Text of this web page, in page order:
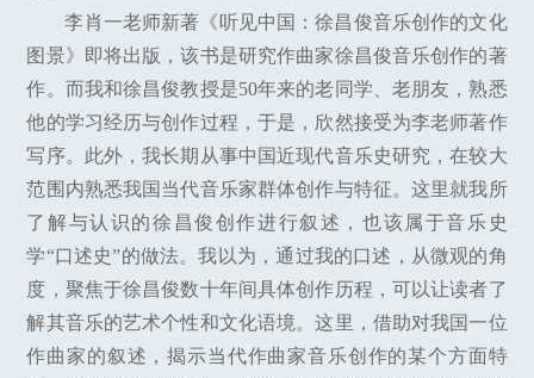
李肖一老师新著《听见中国：徐昌俊音乐创作的文化
图景》即将出版，该书是研究作曲家徐昌俊音乐创作的著
作。而我和徐昌俊教授是50年来的老同学、老朋友，熟悉
他的学习经历与创作过程，于是，欣然接受为李老师著作
写序。此外，我长期从事中国近现代音乐史研究，在较大
范围内熟悉我国当代音乐家群体创作与特征。这里就我所
了解与认识的徐昌俊创作进行叙述，也该属于音乐史
学“口述史”的做法。我以为，通过我的口述，从微观的角
度，聚焦于徐昌俊数十年间具体创作历程，可以让读者了
解其音乐的艺术个性和文化语境。这里，借助对我国一位
作曲家的叙述，揭示当代作曲家音乐创作的某个方面特